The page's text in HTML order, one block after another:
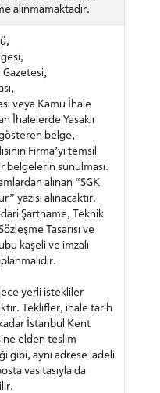
alınmamaktadır.
Gazetesi,
veya Kamu İhale
İhalelerde Yasaklı
gösteren belge,
Firma’yı temsil
belgelerin sunulması.
alınan “SGK
yazısı alınacaktır.
Şartname, Teknik
Tasarısı ve
kaşeli ve imzalı
yerli istekliler
Teklifler, ihale tarih
İstanbul Kent
elden teslim
gibi, aynı adrese iadeli
vasıtasıyla da